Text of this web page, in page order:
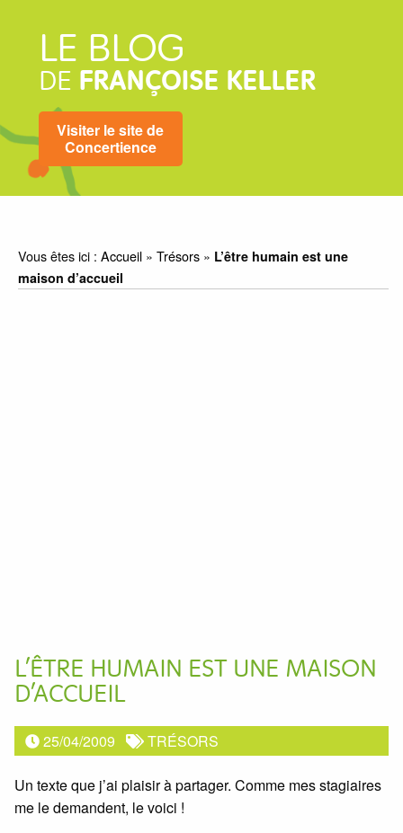
LE BLOG
DE FRANÇOISE KELLER
Visiter le site de
Concertience
Vous êtes ici :Accueil »Trésors » L’être humain est une
maison d’accueil
L’ÊTRE HUMAIN EST UNE MAISON
D’ACCUEIL
25/04/2009 TRÉSORS
Un texte que j’ai plaisir à partager. Comme mes stagiaires
me le demandent, le voici !